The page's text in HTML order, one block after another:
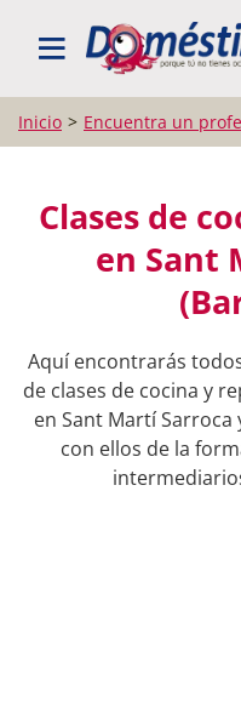
BUSCAR
Inicio Encuentra un
Clases de
en Sant
Aquí encontrarás
de clases de cocina y
en Sant Martí
con ellos de la